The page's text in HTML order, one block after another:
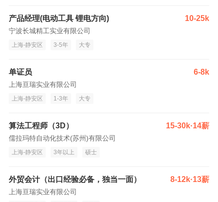
产品经理(电动工具 锂电方向) 10-25k
宁波长城精工实业有限公司
上海-静安区 3-5年 大专
单证员 6-8k
上海亘瑞实业有限公司
上海-静安区 1-3年 大专
算法工程师（3D） 15-30k·14薪
儒拉玛特自动化技术(苏州)有限公司
上海-静安区 3年以上 硕士
外贸会计（出口经验必备，独当一面） 8-12k·13薪
上海亘瑞实业有限公司